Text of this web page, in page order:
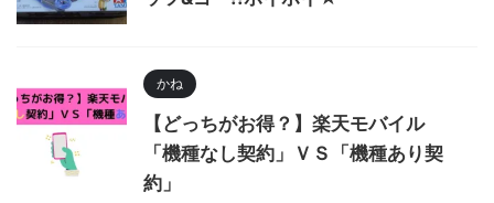
かね
【どっちがお得？】楽天モバイル
「機種なし契約」ＶＳ「機種あり契
約」